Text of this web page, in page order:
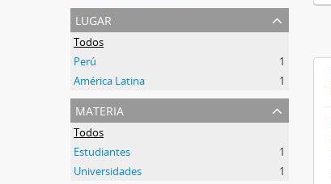
lugar
Todos
Perú
1
América Latina
1
materia
Todos
Estudiantes
1
Universidades
1